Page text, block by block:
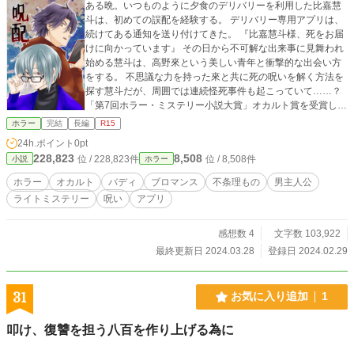
ある晩。いつものように夕食のデリバリーを利用した比嘉慧
斗は、初めての誤配を経験する。 デリバリー専用アプリは、
続けてある通知を送り付けてきた。 『比嘉慧斗様、死をお届
けに向かっています』 その日から不可解な出来事に見舞われ
始める慧斗は、高野來という美しい青年と衝撃的な出会い方
をする。 不思議な力を持った來と共に死の呪いを解く方法を
探す慧斗だが、周囲では連続怪死事件も起こっていて……？
「第7回ホラー・ミステリー小説大賞」オカルト賞を受賞しま
した！
ホラー 完結 長編 R15
24h.ポイント 0pt
小説 228,823 位 / 228,823件 ホラー 8,508 位 / 8,508件
ホラー オカルト バディ ブロマンス 不条理もの
男主人公
ライトミステリー
呪い アプリ
感想数 4
文字数 103,922
最終更新日 2024.03.28
登録日 2024.02.29
31 お気に入り追加 1
叩け、復讐を担う八百を作り上げる為に